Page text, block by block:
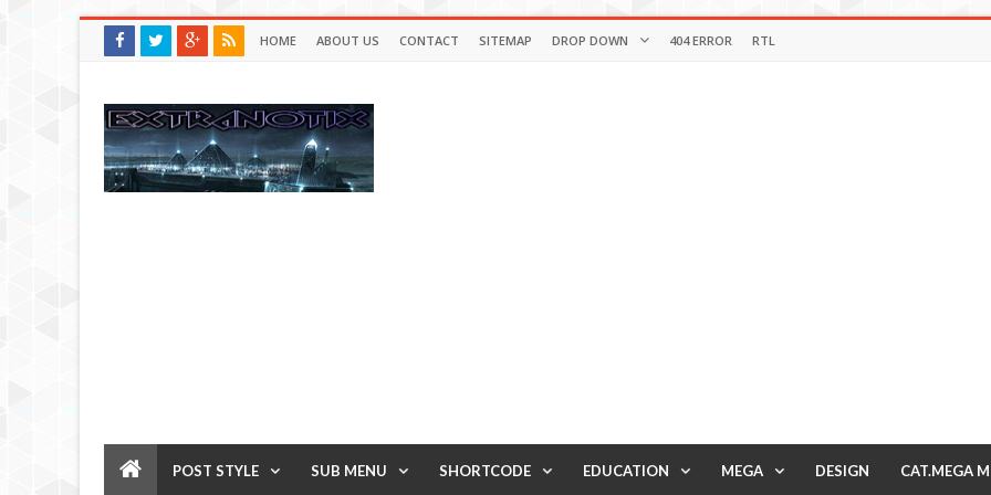
HOME ABOUT US CONTACT SITEMAP DROP DOWN 404 ERROR RTL
POST STYLE SUB MENU SHORTCODE EDUCATION MEGA DESIGN CAT.MEGA